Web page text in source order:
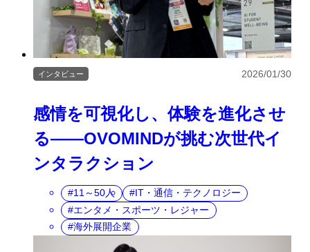
感情を可視化し、体験を進化させ
る――OVOMINDが挑む次世代イ
ンタラクション
インタビュー 2026/01/30
11～50人
IT・通信・テクノロジー
エンタメ・スポーツ・レジャー
海外展開企業